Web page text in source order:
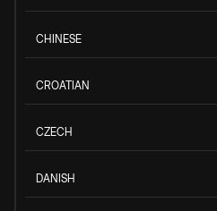
CHINESE
CROATIAN
CZECH
DANISH